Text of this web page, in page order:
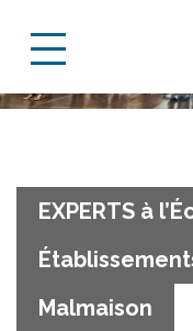
EXPERTS à
Malmaison